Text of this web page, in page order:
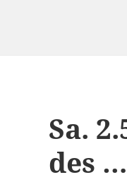
Sa.
des